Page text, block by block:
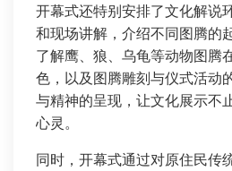
开幕式还特别安排了文化解说
和现场讲解，介绍不同图腾的
了解鹰、狼、乌龟等动物图腾
色，以及图腾雕刻与仪式活动
与精神的呈现，让文化展示不
心灵。
同时，开幕式通过对原住民传